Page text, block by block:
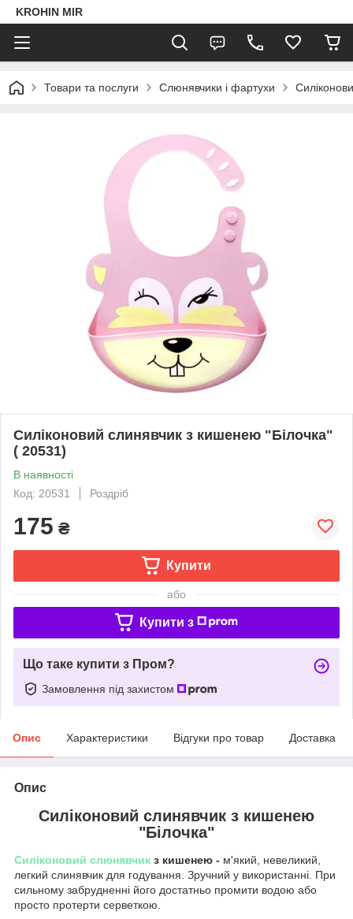
KROHIN MIR
Товари та послуги Слюнявчики і фартухи
Силіконовий слинявчик з кишенею "Білочка"
( 20531)
В наявності
Код: 20531
Роздріб
175 ₴
Купити
або
Купити з
Що таке купити з Пром?
Замовлення під захистом
Опис Характеристики Відгуки про товар Доставка
Опис
Силіконовий слинявчик з кишенею
"Білочка"
Силіконовий слюнявчик з кишенею - м'який, невеликий,
легкий слинявчик для годування. Зручний у використанні. При
сильному забрудненні його достатньо промити водою або
просто протерти серветкою.